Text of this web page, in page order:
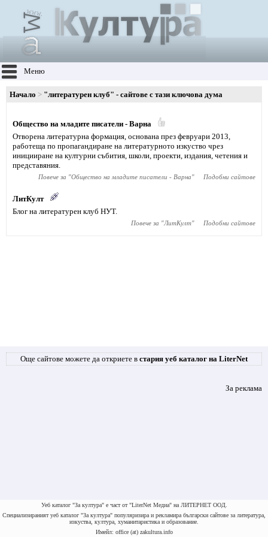
Меню
Начало "литературен клуб" - сайтове с тази ключова дума
Общество на младите писатели - Варна
Отворена литературна формация, основана през февруари 2013,
работеща по пропагандиране на литературното изкуство чрез
иницииране на културни събития, школи, проекти, издания, четения и
представяния.
Повече за "Общество на младите писатели - Варна" Подобни сайтове
ЛитКулт
Блог на литературен клуб НУТ.
Повече за "ЛитКулт" Подобни сайтове
Още сайтове можете да откриете в стария уеб каталог на LiterNet
За реклама
Уеб каталог "За култура" е част от "LiterNet Медиа" на ЛИТЕРНЕТ ООД.
Специализираният уеб каталог "За култура" популяризира и рекламира български сайтове за литература,
изкуства, култура, хуманитаристика и образование.
Имейл: office (at) zakultura.info